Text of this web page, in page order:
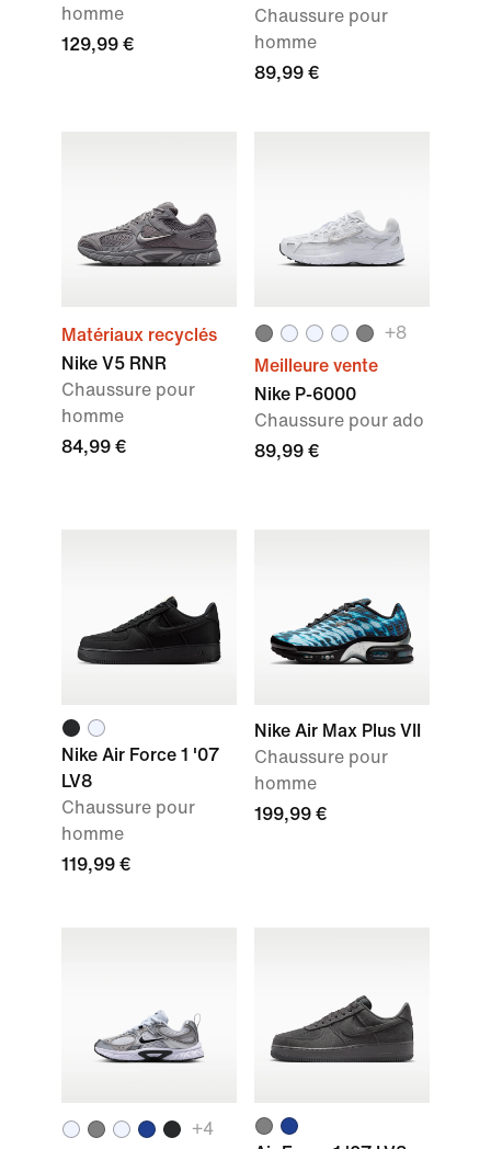
homme
129,99 €
Chaussure pour
homme
89,99 €
Matériaux recyclés
Nike V5 RNR
Chaussure pour
homme
84,99 €
+8
Meilleure vente
Nike P-6000
Chaussure pour ado
89,99 €
Nike Air Force 1 '07
LV8
Chaussure pour
homme
119,99 €
Nike Air Max Plus VII
Chaussure pour
homme
199,99 €
+4